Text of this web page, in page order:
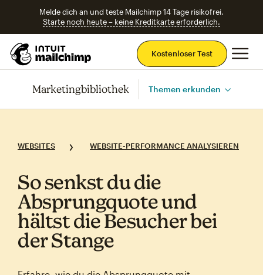
Melde dich an und teste Mailchimp 14 Tage risikofrei.
Starte noch heute – keine Kreditkarte erforderlich.
Kostenloser Test
Marketingbibliothek Themen erkunden
WEBSITES WEBSITE-PERFORMANCE ANALYSIEREN
So senkst du die
Absprungquote und
hältst die Besucher bei
der Stange